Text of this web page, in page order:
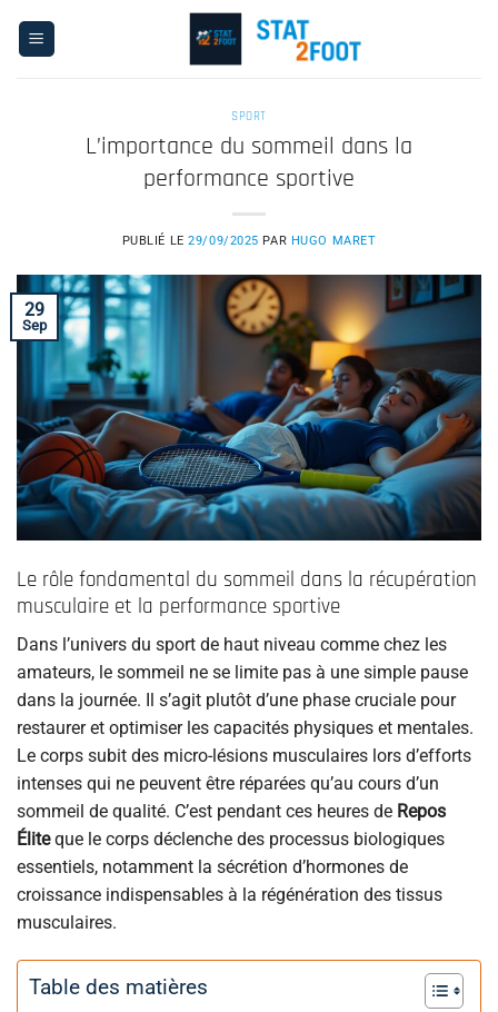
SPORT
L’importance du sommeil dans la
performance sportive
PUBLIÉ LE29/09/2025 PAR HUGO MARET
29
Sep
Le rôle fondamental du sommeil dans la récupération
musculaire et la performance sportive
Dans l’univers du sport de haut niveau comme chez les
amateurs, le sommeil ne se limite pas à une simple pause
dans la journée. Il s’agit plutôt d’une phase cruciale pour
restaurer et optimiser les capacités physiques et mentales.
Le corps subit des micro-lésions musculaires lors d’efforts
intenses qui ne peuvent être réparées qu’au cours d’un
sommeil de qualité. C’est pendant ces heures de Repos
Éliteque le corps déclenche des processus biologiques
essentiels, notamment la sécrétion d’hormones de
croissance indispensables à la régénération des tissus
musculaires.
Table des matières